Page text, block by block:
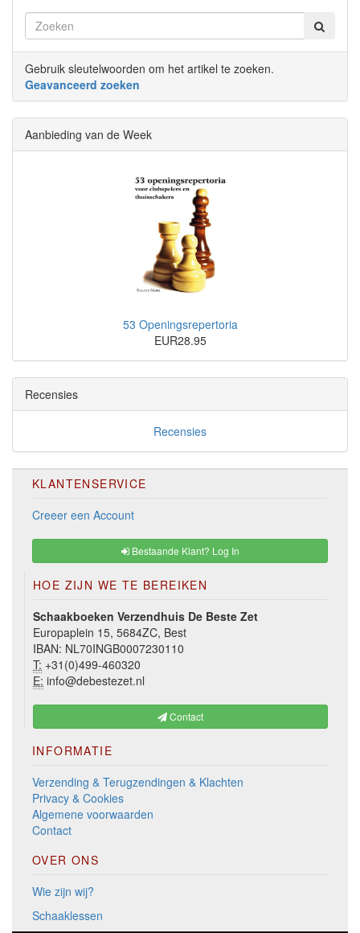
Gebruik sleutelwoorden om het artikel te zoeken.
Geavanceerd zoeken
Aanbieding van de Week
53 Openingsrepertoria
EUR28.95
Recensies
Recensies
KLANTENSERVICE
Creeer een Account
Bestaande Klant? Log In
HOE ZIJN WE TE BEREIKEN
Schaakboeken Verzendhuis De Beste Zet
Europaplein 15, 5684ZC, Best
IBAN: NL70INGB0007230110
T: +31(0)499-460320
E: info@debestezet.nl
Contact
INFORMATIE
Verzending & Terugzendingen & Klachten
Privacy & Cookies
Algemene voorwaarden
Contact
OVER ONS
Wie zijn wij?
Schaaklessen